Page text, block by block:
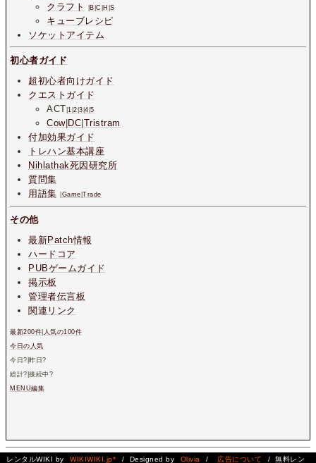
クラフト
B |C H |S
キューブレシピ
ソケットアイテム
初心者ガイド
超初心者向けガイド
クエストガイド
ACT |1 |2 |3 |4 |5
Cow| DC Tristram
付加効果ガイド
トレハン基本講座
Nihlathak死因研究所
質問集
用語集
Game |Trade
その他
最新Patch情報
ハードコア
PUBゲームガイド
掲示板
管理者伝言板
関連リンク
最新200件 人気の100件
今日の人気
今日? |昨日?
総計? |接続中 ?
MENU編集
レンタルWIKI by WIKIWIKI.jp* / Designed by Olivia / 広告について / 無料レン